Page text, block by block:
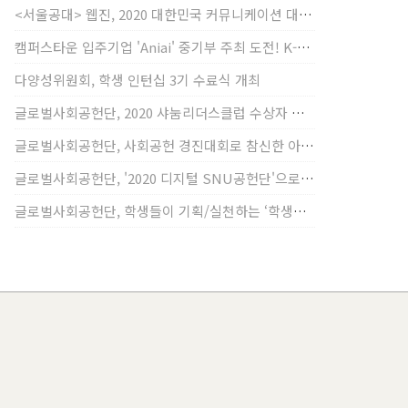
<서울공대> 웹진, 2020 대한민국 커뮤니케이션 대상 창간사보 부문 최우수상 선정
캠퍼스타운 입주기업 'Aniai' 중기부 주최 도전! K-스타트업 대상 수상
다양성위원회, 학생 인턴십 3기 수료식 개최
글로벌사회공헌단, 2020 샤눔리더스클럽 수상자 시상
글로벌사회공헌단, 사회공헌 경진대회로 참신한 아이디어 발굴, 지원
글로벌사회공헌단, '2020 디지털 SNU공헌단'으로 새로운 사회공헌에 도전
글로벌사회공헌단, 학생들이 기획/실천하는 ‘학생사회공헌단 프로젝트’ 진행